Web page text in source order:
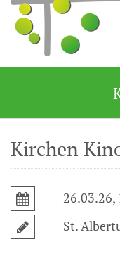
Kirchen
26.03.26,
St.